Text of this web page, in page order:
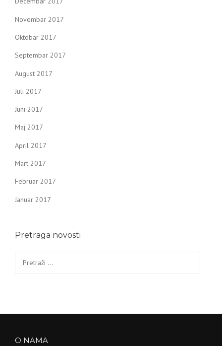
Novembar 2017
Oktobar 2017
Septembar 2017
August 2017
Juli 2017
Juni 2017
Maj 2017
April 2017
Mart 2017
Februar 2017
Januar 2017
Pretraga novosti
O NAMA